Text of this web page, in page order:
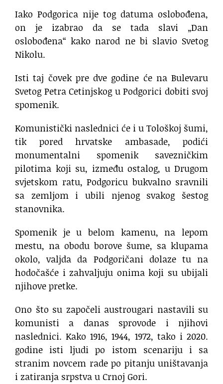
Iako Podgorica nije tog datuma oslobođena,
on je izabrao da se tada slavi „Dan
oslobođena“ kako narod ne bi slavio Svetog
Nikolu.
Isti taj čovek pre dve godine će na Bulevaru
Svetog Petra Cetinjskog u Podgorici dobiti svoj
spomenik.
Komunistički naslednici će i u Tološkoj šumi,
tik pored hrvatske ambasade, podići
monumentalni spomenik savezničkim
pilotima koji su, između ostalog, u Drugom
svjetskom ratu, Podgoricu bukvalno sravnili
sa zemljom i ubili njenog svakog šestog
stanovnika.
Spomenik je u belom kamenu, na lepom
mestu, na obodu borove šume, sa klupama
okolo, valjda da Podgoričani dolaze tu na
hodočašće i zahvaljuju onima koji su ubijali
njihove pretke.
Ono što su započeli austrougari nastavili su
komunisti a danas sprovode i njihovi
naslednici. Kako 1916, 1944, 1972, tako i 2020.
godine isti ljudi po istom scenariju i sa
stranim novcem rade po pitanju uništavanja
i zatiranja srpstva u Crnoj Gori.